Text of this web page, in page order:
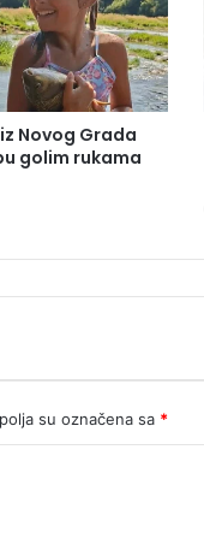
d
r
o
g
i
u
T
i
a
k
Novog Grada
golim rukama
su označena sa *